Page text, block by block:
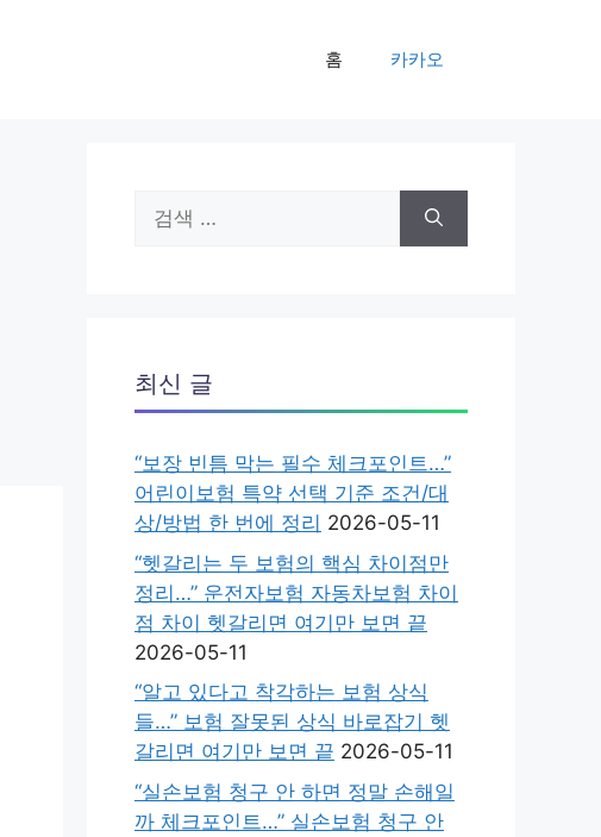
홈 카카오
색:
최신 글
“보장 빈틈 막는 필수 체크포인트…”
어린이보험 특약 선택 기준 조건/대
상/방법 한 번에 정리 2026-05-11
“헷갈리는 두 보험의 핵심 차이점만
정리…” 운전자보험 자동차보험 차이
점 차이 헷갈리면 여기만 보면 끝
2026-05-11
“알고 있다고 착각하는 보험 상식
들…” 보험 잘못된 상식 바로잡기 헷
갈리면 여기만 보면 끝 2026-05-11
“실손보험 청구 안 하면 정말 손해일
까 체크포인트…” 실손보험 청구 안